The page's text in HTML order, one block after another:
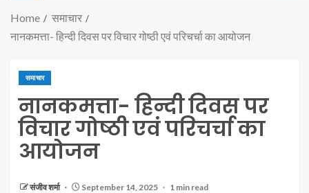
Home
समाचार
नानकमत्ता- हिन्दी दिवस पर विचार गोष्ठी एवं परिचर्चा का आयोजन
समाचार
नानकमत्ता- हिन्दी दिवस पर
विचार गोष्ठी एवं परिचर्चा का
आयोजन
संजीव शर्मा September 14, 2025 1 min read